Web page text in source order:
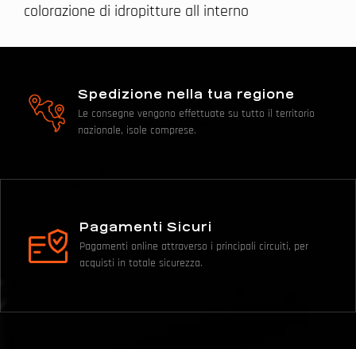
colorazione di idropitture all interno
Spedizione nella tua regione
Le consegne vengono effettuate su tutto il territorio
nazionale, isole comprese.
Pagamenti Sicuri
Pagamenti online attraverso i principali circuiti, per
acquisti in totale sicurezza.